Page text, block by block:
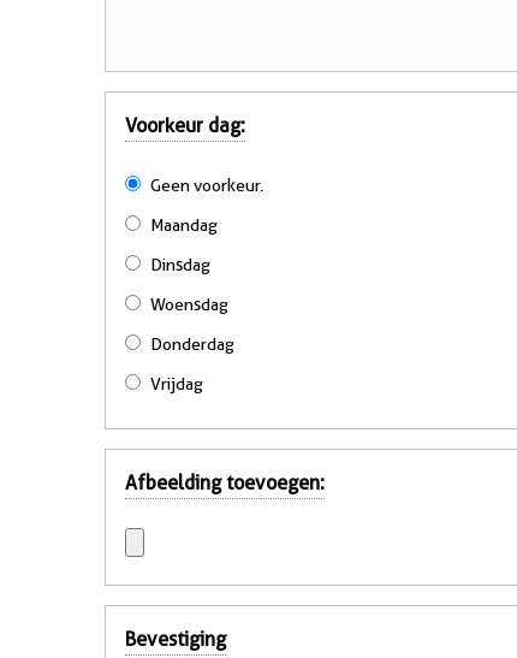
Voorkeur dag:
Geen voorkeur.
Maandag
Dinsdag
Woensdag
Donderdag
Vrijdag
Afbeelding toevoegen:
Bevestiging